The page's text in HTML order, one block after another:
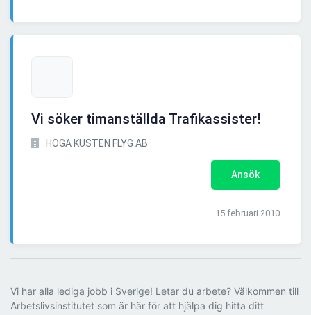
Vi söker timanställda Trafikassister!
HÖGA KUSTEN FLYG AB
Ansök
15 februari 2010
Vi har alla lediga jobb i Sverige! Letar du arbete? Välkommen till
Arbetslivsinstitutet som är här för att hjälpa dig hitta ditt